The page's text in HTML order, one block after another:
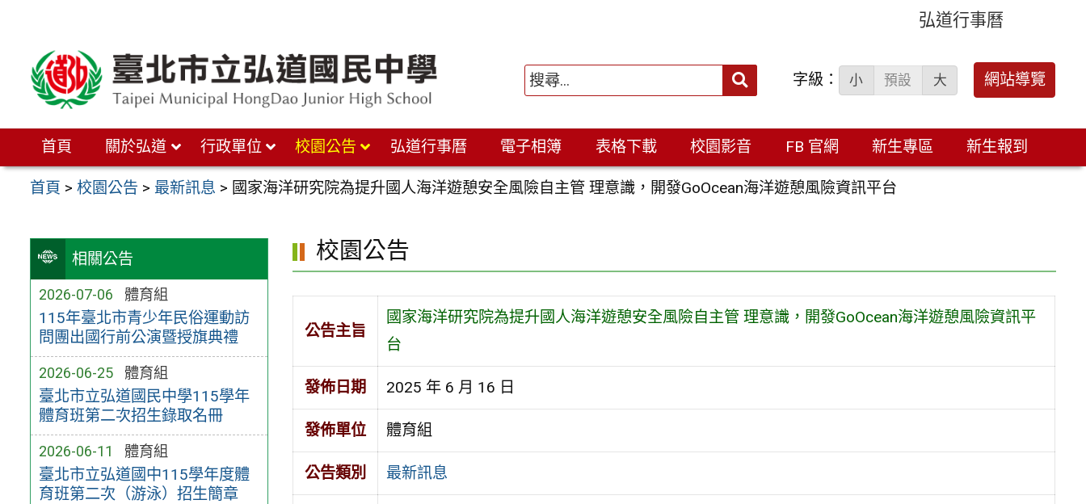
弘道行事曆
搜
字級： 小 預設 大 網站導覽
首頁 關於弘道 行政單位 校園公告 弘道行事曆 電子相簿 表格下載 校園影音 FB 官網 新生專區 新生報到
首頁 >校園公告 > 最新訊息 > 國家海洋研究院為提升國人海洋遊憩安全風險自主管 理意識，開發GoOcean海洋遊憩風險資訊平台
相關公告
2026-07-06 體育組
115年臺北市青少年民俗運動訪
問團出國行前公演暨授旗典禮
2026-06-25 體育組
臺北市立弘道國民中學115學年
體育班第二次招生錄取名冊
2026-06-11 體育組
臺北市立弘道國中115學年度體
育班第二次（游泳）招生簡章
校園公告
公告主旨
國家海洋研究院為提升國人海洋遊憩安全風險自主管 理意識，開發GoOcean海洋遊憩風險資訊平
台
發佈日期 2025 年 6 月 16 日
發佈單位 體育組
公告類別 最新訊息